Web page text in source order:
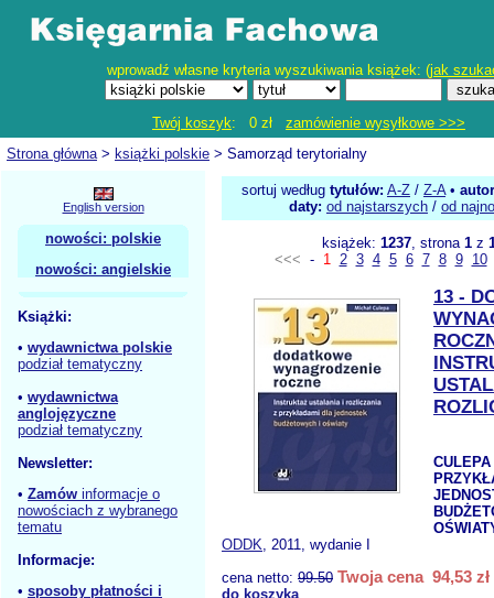
wprowadź własne kryteria wyszukiwania książek: (jak
Twój koszyk: 0 zł zamówienie wysyłkowe >>>
Strona główna> książki polskie > Samorząd terytorialny
English version
nowości: polskie
nowości: angielskie
Książki:
• wydawnictwa polskie
podział tematyczny
• wydawnictwa
anglojęzyczne
podział tematyczny
Newsletter:
• Zamów informacje o
nowościach z wybranego
tematu
Informacje:
• sposoby płatności i
sortuj według tytułów: A-Z / Z-A•
daty: od najstarszych / od
książek: 1237, strona 1z
<<< - 1 2 3 4 5 6 7 8 9 10
13 -
ODDK, 2011, wydanie I
cena netto: 99.50 Twoja cena 94,53 zł
do koszyka